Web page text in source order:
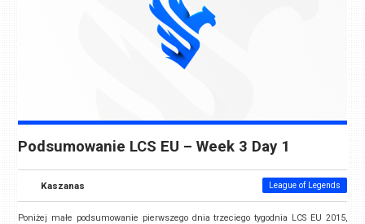
Podsumowanie LCS EU – Week 3 Day 1
Kaszanas League of Legends
Poniżej małe podsumowanie pierwszego dnia trzeciego tygodnia LCS EU 2015,